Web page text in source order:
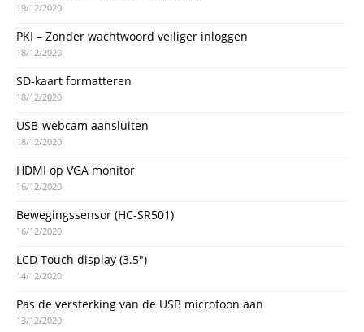
19/12/2020
PKI – Zonder wachtwoord veiliger inloggen
18/12/2020
SD-kaart formatteren
18/12/2020
USB-webcam aansluiten
18/12/2020
HDMI op VGA monitor
16/12/2020
Bewegingssensor (HC-SR501)
16/12/2020
LCD Touch display (3.5″)
14/12/2020
Pas de versterking van de USB microfoon aan
13/12/2020